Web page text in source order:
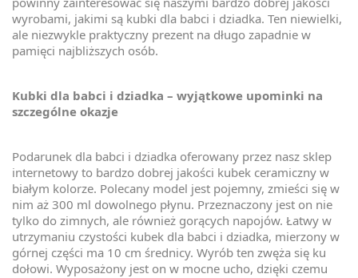
wyrobami, jakimi są kubki dla babci i dziadka. Ten niewielki,
ale niezwykle praktyczny prezent na długo zapadnie w
pamięci najbliższych osób.
Kubki dla babci i dziadka – wyjątkowe upominki na
szczególne okazje
Podarunek dla babci i dziadka oferowany przez nasz sklep
internetowy to bardzo dobrej jakości kubek ceramiczny w
białym kolorze. Polecany model jest pojemny, zmieści się w
nim aż 300 ml dowolnego płynu. Przeznaczony jest on nie
tylko do zimnych, ale również gorących napojów. Łatwy w
utrzymaniu czystości kubek dla babci i dziadka, mierzony w
górnej części ma 10 cm średnicy. Wyrób ten zwęża się ku
dołowi. Wyposażony jest on w mocne ucho, dzięki czemu